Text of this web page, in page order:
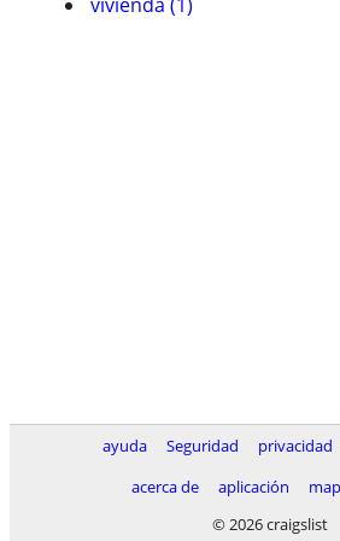
ayuda Seguridad privacidad
acerca de
aplicación
© 2026 craigslist